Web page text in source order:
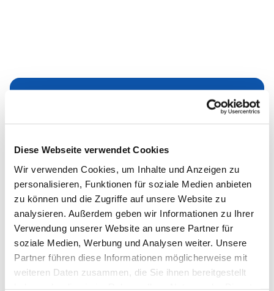
Diese Webseite verwendet Cookies
Wir verwenden Cookies, um Inhalte und Anzeigen zu
personalisieren, Funktionen für soziale Medien anbieten
zu können und die Zugriffe auf unsere Website zu
analysieren. Außerdem geben wir Informationen zu Ihrer
Verwendung unserer Website an unsere Partner für
soziale Medien, Werbung und Analysen weiter. Unsere
Partner führen diese Informationen möglicherweise mit
weiteren Daten zusammen, die Sie ihnen bereitgestellt
Dies könnte Sie auch
interessieren